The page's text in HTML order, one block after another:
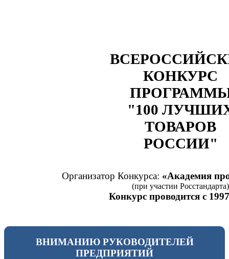
КОНКУРС
"100
ТОВАРОВ
РОССИИ"
Организатор Конкурса: «Академия
(при участии Росстандарта)
Конкурс проводится с
ВНИМАНИЮ РУКОВОДИТЕЛЕЙ
ПРЕДПРИЯТИЙ